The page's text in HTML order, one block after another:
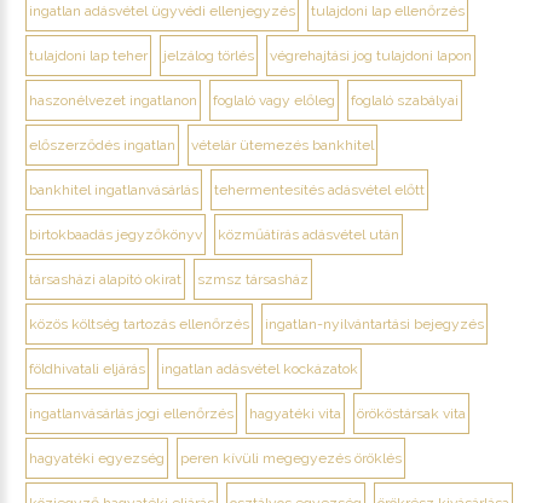
ingatlan adásvétel ügyvédi ellenjegyzés tulajdoni lap ellenőrzés
tulajdoni lap teher jelzálog törlés végrehajtási jog tulajdoni lapon
haszonélvezet ingatlanon foglaló vagy előleg foglaló szabályai
előszerződés ingatlan vételár ütemezés bankhitel
bankhitel ingatlanvásárlás tehermentesítés adásvétel előtt
birtokbaadás jegyzőkönyv közműátírás adásvétel után
társasházi alapító okirat szmsz társasház
közös költség tartozás ellenőrzés ingatlan-nyilvántartási bejegyzés
földhivatali eljárás ingatlan adásvétel kockázatok
ingatlanvásárlás jogi ellenőrzés hagyatéki vita örököstársak vita
hagyatéki egyezség peren kívüli megegyezés öröklés